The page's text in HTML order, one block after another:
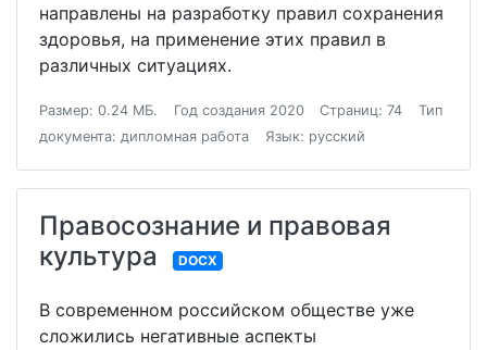
направлены на разработку правил сохранения
здоровья, на применение этих правил в
различных ситуациях.
Размер: 0.24 МБ. Год создания 2020 Страниц: 74
Тип
документа: дипломная работа
Язык: русский
Правосознание и правовая
культура
DOCX
В современном российском обществе уже
сложились негативные аспекты